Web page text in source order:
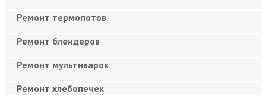
Ремонт термопотов
Ремонт блендеров
Ремонт мультиварок
Ремонт хлебопечек